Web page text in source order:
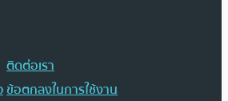
ติดต่อเรา
ข้อตกลงในการใช้งาน